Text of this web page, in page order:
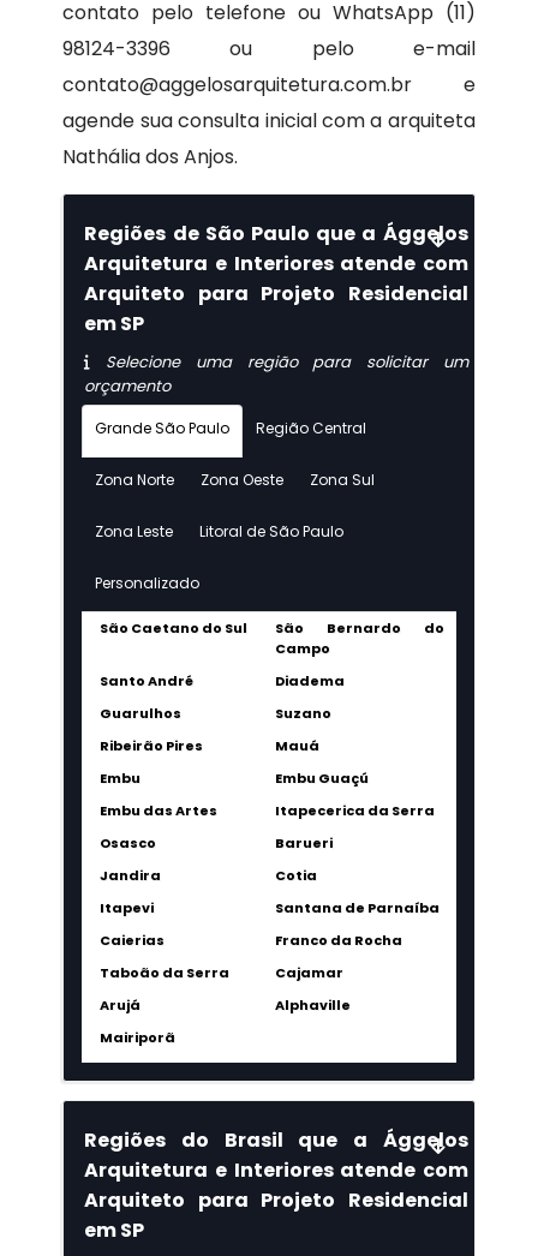
contato pelo telefone ou WhatsApp (11)
98124-3396 ou pelo e-mail
contato@aggelosarquitetura.com.br e
agende sua consulta inicial com a arquiteta
Nathália dos Anjos.
Regiões de São Paulo que a Ággelos
Arquitetura e Interiores atende com
Arquiteto para Projeto Residencial
em SP
Selecione uma região para solicitar um
orçamento
Grande São Paulo Região Central
Zona Norte Zona Oeste Zona Sul
Zona Leste Litoral de São Paulo
Personalizado
São Caetano do Sul
São Bernardo do
Campo
Santo André
Diadema
Guarulhos
Suzano
Ribeirão Pires
Mauá
Embu
Embu Guaçú
Embu das Artes
Itapecerica da Serra
Osasco
Barueri
Jandira
Cotia
Itapevi
Santana de Parnaíba
Caierias
Franco da Rocha
Taboão da Serra
Cajamar
Arujá
Alphaville
Mairiporã
Regiões do Brasil que a Ággelos
Arquitetura e Interiores atende com
Arquiteto para Projeto Residencial
em SP